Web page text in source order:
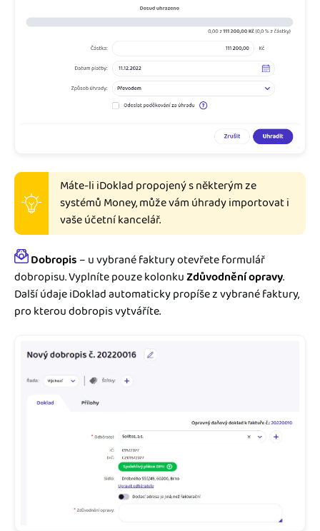
Máte-li iDoklad propojený s některým ze
systémů Money, může vám úhrady importovat i
vaše účetní kancelář.
Dobropis – u vybrané faktury otevřete formulář
dobropisu. Vyplníte pouze kolonkuZdůvodnění opravy.
Další údaje iDoklad automaticky propíše z vybrané faktury,
pro kterou dobropis vytváříte.